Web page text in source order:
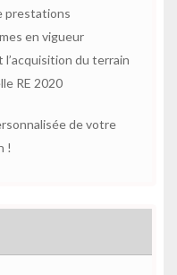
prestations
en vigueur
du terrain
RE 2020
de votre
!